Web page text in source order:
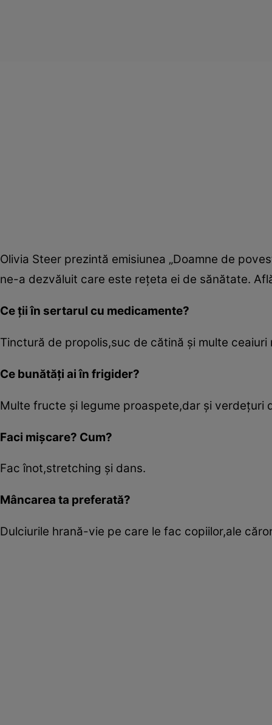
Olivia Steer prezintă emisiunea „Doamne de
ne-a dezvăluit care este reţeta ei de sănătate.
Ce ţii în sertarul cu medicamente?
Tinctură de propolis,suc de cătină şi multe ceaiuri
Ce bunătăţi ai în frigider?
Multe fructe şi legume proaspete,dar şi verdeţuri
Faci mişcare? Cum?
Fac înot,stretching şi dans.
Mâncarea ta preferată?
Dulciurile hrană-vie pe care le fac copiilor,ale